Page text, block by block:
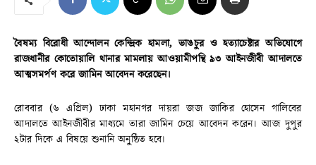
বৈষম্য বিরোধী আন্দোলন কেন্দ্রিক হামলা, ভাঙচুর ও হত্যাচেষ্টার অভিযোগে
রাজধানীর কোতোয়ালি থানার মামলায় আওয়ামীপন্থি ৯৩ আইনজীবী আদালতে
আত্মসমর্পণ করে জামিন আবেদন করেছেন।
রোববার (৬ এপ্রিল) ঢাকা মহানগর দায়রা জজ জাকির হোসেন গালিবের
আদালতে আইনজীবীর মাধ্যমে তারা জামিন চেয়ে আবেদন করেন। আজ দুপুর
২টার দিকে এ বিষয়ে শুনানি অনুষ্ঠিত হবে।